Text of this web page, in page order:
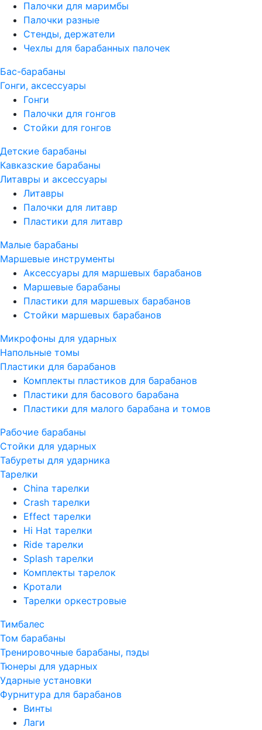
Палочки для маримбы
Палочки разные
Стенды, держатели
Чехлы для барабанных палочек
Бас-барабаны
Гонги, аксессуары
Гонги
Палочки для гонгов
Стойки для гонгов
Детские барабаны
Кавказские барабаны
Литавры и аксессуары
Литавры
Палочки для литавр
Пластики для литавр
Малые барабаны
Маршевые инструменты
Аксессуары для маршевых барабанов
Маршевые барабаны
Пластики для маршевых барабанов
Стойки маршевых барабанов
Микрофоны для ударных
Напольные томы
Пластики для барабанов
Комплекты пластиков для барабанов
Пластики для басового барабана
Пластики для малого барабана и томов
Рабочие барабаны
Стойки для ударных
Табуреты для ударника
Тарелки
China тарелки
Crash тарелки
Effect тарелки
Hi Hat тарелки
Ride тарелки
Splash тарелки
Комплекты тарелок
Кротали
Тарелки оркестровые
Тимбалес
Том барабаны
Тренировочные барабаны, пэды
Тюнеры для ударных
Ударные установки
Фурнитура для барабанов
Винты
Лаги